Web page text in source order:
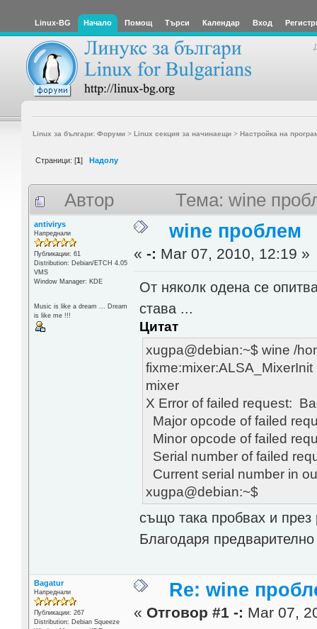
Linux-BG Начало Помощ Търси Календар Вход
Linux за българи: Форуми> Linux секция за начинаещи> Настройка на
Страници: [1] Надолу
Автор Тема: wine
antivirys
Напреднали
Публикации: 61
Distribution: Debian/ETCH 4.05
VMS
Window Manager: KDE
Music is like a dream ... Dream
is like me !!!
wine проблем
«-: Mar 07, 2010, 12:19 »
От няколк одена се
става ...
Цитат
xugpa@debian:~$ wine /
mixer
X Error of failed request:
Major opcode of failed
Minor opcode of failed
Serial number of failed
Current serial number in
xugpa@debian:~$
също така пробвах и
Благодаря
Bagatur
Напреднали
Публикации: 267
Distribution: Debian Squeeze
Re: wine
« Отговор #1 -: Mar 07,